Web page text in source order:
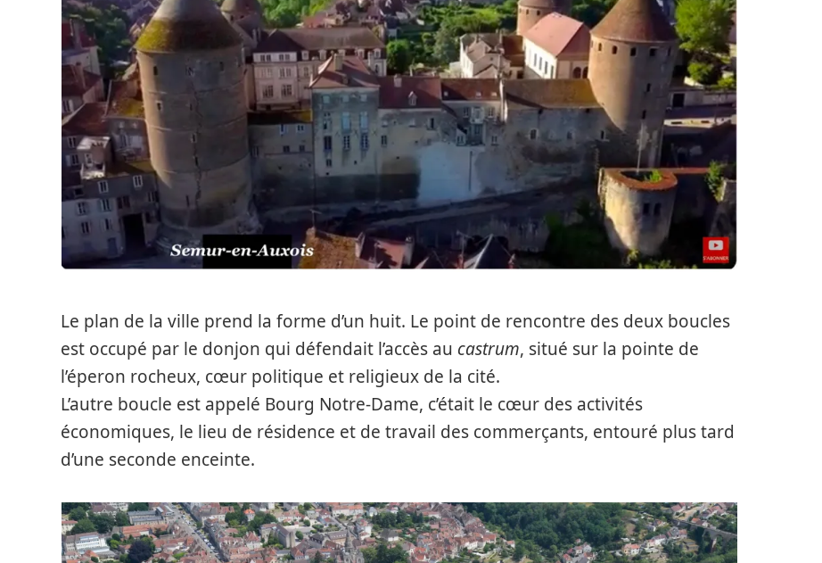
Le plan de la ville prend la forme d’un huit. Le point de rencontre des deux boucles
est occupé par le donjon qui défendait l’accès au castrum, situé sur la pointe de
l’éperon rocheux, cœur politique et religieux de la cité.
L’autre boucle est appelé Bourg Notre-Dame, c’était le cœur des activités
économiques, le lieu de résidence et de travail des commerçants, entouré plus tard
d’une seconde enceinte.